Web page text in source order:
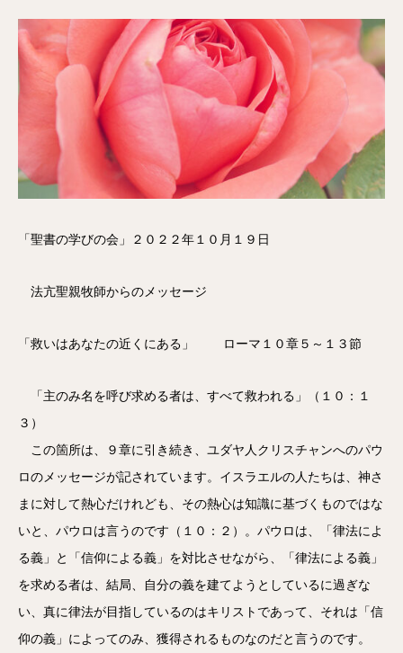
「聖書の学びの会」２０２２年１０月１９日
法亢聖親牧師からのメッセージ
「救いはあなたの近くにある」 ローマ１０章５～１３節
「主のみ名を呼び求める者は、すべて救われる」（１０：１
３）
この箇所は、９章に引き続き、ユダヤ人クリスチャンへのパウ
ロのメッセージが記されています。イスラエルの人たちは、神さ
まに対して熱心だけれども、その熱心は知識に基づくものではな
いと、パウロは言うのです（１０：２）。パウロは、「律法によ
る義」と「信仰による義」を対比させながら、「律法による義」
を求める者は、結局、自分の義を建てようとしているに過ぎな
い、真に律法が目指しているのはキリストであって、それは「信
仰の義」によってのみ、獲得されるものなのだと言うのです。